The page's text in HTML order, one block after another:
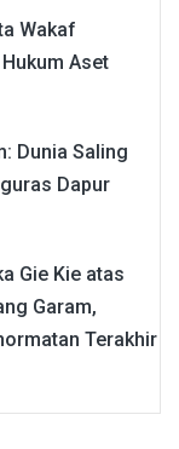
Wakaf
Aset
Dunia Saling
Dapur
Gie Kie atas
Garam,
Terakhir